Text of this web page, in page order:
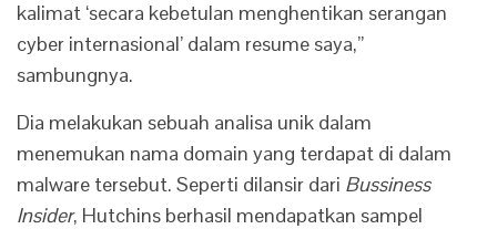
kalimat ‘secara kebetulan menghentikan serangan
cyber internasional’ dalam resume saya,”
sambungnya.
Dia melakukan sebuah analisa unik dalam
menemukan nama domain yang terdapat di dalam
malware tersebut. Seperti dilansir dari Bussiness
Insider, Hutchins berhasil mendapatkan sampel